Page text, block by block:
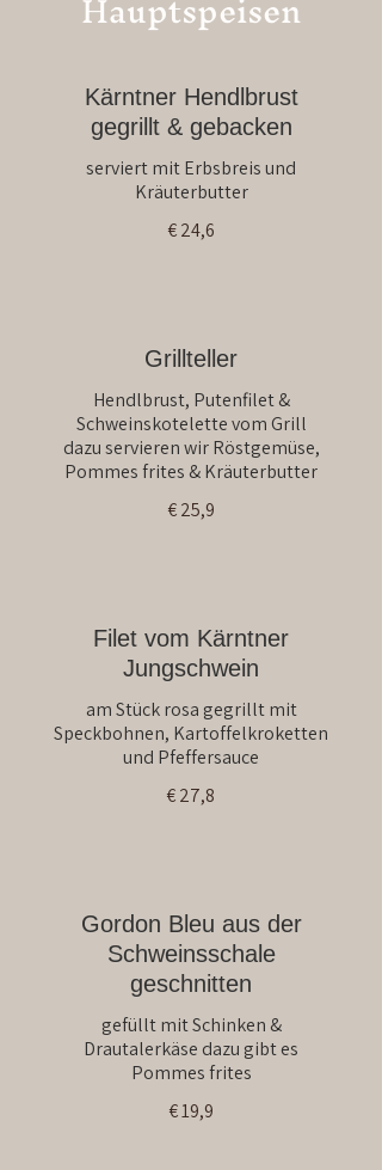
Kärntner Hendlbrust
gegrillt & gebacken
serviert mit Erbsbreis und
Kräuterbutter
€ 24,6
Grillteller
Hendlbrust, Putenfilet &
Schweinskotelette vom Grill
dazu servieren wir Röstgemüse,
Pommes frites & Kräuterbutter
€ 25,9
Filet vom Kärntner
Jungschwein
am Stück rosa gegrillt mit
Speckbohnen, Kartoffelkroketten
und Pfeffersauce
€ 27,8
Gordon Bleu aus der
Schweinsschale
geschnitten
gefüllt mit Schinken &
Drautalerkäse dazu gibt es
Pommes frites
€ 19,9